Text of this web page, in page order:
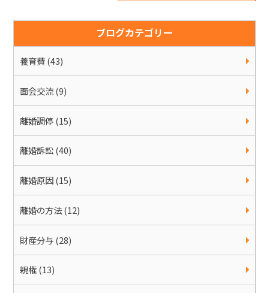
ブログカテゴリー
養育費 (43)
面会交流 (9)
離婚調停 (15)
離婚訴訟 (40)
離婚原因 (15)
離婚の方法 (12)
財産分与 (28)
親権 (13)